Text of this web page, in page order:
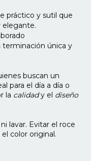
práctico y sutil que
elegante.
terminación única y
buscan un
para el día a día o
la calidady el diseño
lavar. Evitar el roce
color original.